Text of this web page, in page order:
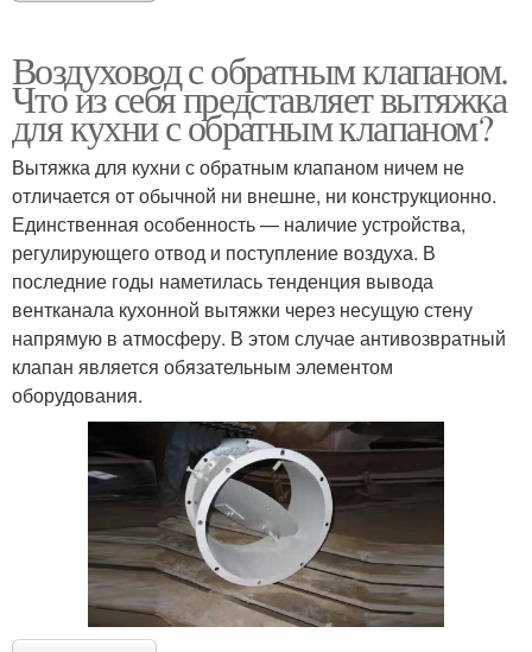
Воздуховод с обратным клапаном.
Что из себя представляет вытяжка
для кухни с обратным клапаном?
Вытяжка для кухни с обратным клапаном ничем не
отличается от обычной ни внешне, ни конструкционно.
Единственная особенность — наличие устройства,
регулирующего отвод и поступление воздуха. В
последние годы наметилась тенденция вывода
вентканала кухонной вытяжки через несущую стену
напрямую в атмосферу. В этом случае антивозвратный
клапан является обязательным элементом
оборудования.